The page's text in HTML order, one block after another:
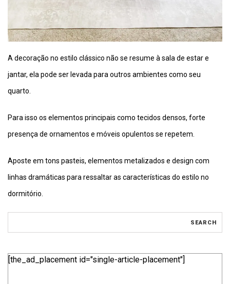
A decoração no estilo clássico não se resume à sala de estar e
jantar, ela pode ser levada para outros ambientes como seu
quarto.
Para isso os elementos principais como tecidos densos, forte
presença de ornamentos e móveis opulentos se repetem.
Aposte em tons pasteis, elementos metalizados e design com
linhas dramáticas para ressaltar as características do estilo no
dormitório.
[the_ad_placement id="single-article-placement"]